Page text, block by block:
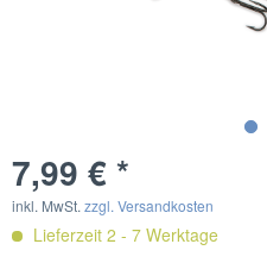
7,99 € *
inkl. MwSt. zzgl. Versandkosten
Lieferzeit 2 - 7 Werktage